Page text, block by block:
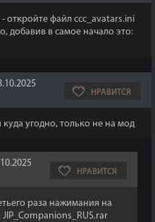
откройте файл ccc_avatars.ini
добавив в самое начало это:
НРАВИТСЯ
угодно, только не на мод
НРАВИТСЯ
раза нажимания на